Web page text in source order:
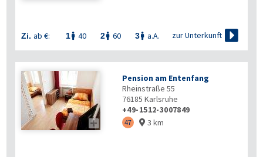
Zi. ab €: 1 40 2 60 3 a.A. zur Unterkunft 

Pension am Entenfang
Rheinstraße 55
76185 Karlsruhe
+49-1512-3007849
47  3 km